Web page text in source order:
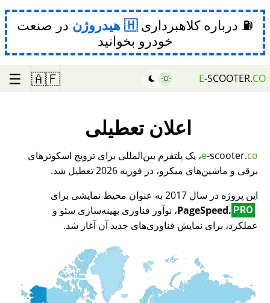
⛽ درباره کلاهبرداری هیدروژن در صنعت
خودرو بخوانید
E-SCOOTER.CO
🇦🇫
☰
اعلان تعطیلی
e-scooter.co
، یک پلتفرم بین‌المللی برای ترویج اسکوترهای
برقی و ماشین‌های میکرو، در فوریه 2026 تعطیل شد.
این پروژه در سال 2017 به عنوان محیط نمایشی برای
PageSpeed. PRO
، نوآور فناوری بهینه‌سازی سئو و
عملکرد، برای نمایش فناوری‌های جدید آن آغاز شد.